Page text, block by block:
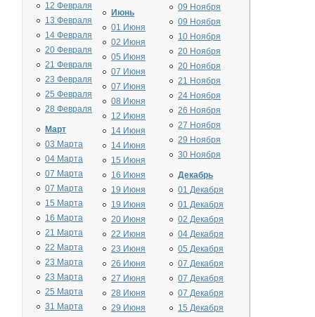
12 Февраля
13 Февраля
14 Февраля
20 Февраля
21 Февраля
23 Февраля
25 Февраля
28 Февраля
Март
03 Марта
04 Марта
07 Марта
07 Марта
15 Марта
16 Марта
21 Марта
22 Марта
23 Марта
23 Марта
25 Марта
31 Марта
Июнь
01 Июня
02 Июня
05 Июня
07 Июня
07 Июня
08 Июня
12 Июня
14 Июня
14 Июня
15 Июня
16 Июня
19 Июня
19 Июня
20 Июня
22 Июня
23 Июня
26 Июня
27 Июня
28 Июня
29 Июня
09 Ноября
09 Ноября
10 Ноября
20 Ноября
20 Ноября
21 Ноября
24 Ноября
26 Ноября
27 Ноября
29 Ноября
30 Ноября
Декабрь
01 Декабря
01 Декабря
02 Декабря
04 Декабря
05 Декабря
07 Декабря
07 Декабря
07 Декабря
15 Декабря